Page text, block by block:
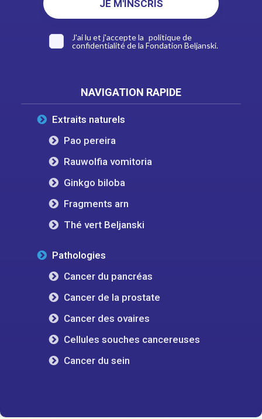
J'ai lu et j'accepte la politique de
confidentialitéde la Fondation Beljanski.
NAVIGATION RAPIDE
Extraits naturels
Pao pereira
Rauwolfia vomitoria
Ginkgo biloba
Fragments arn
Thé vert Beljanski
Pathologies
Cancer du pancréas
Cancer de la prostate
Cancer des ovaires
Cellules souches cancereuses
Cancer du sein